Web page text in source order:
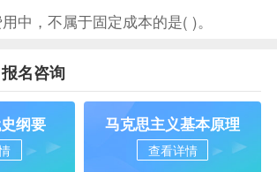
中，不属于固定成本的是( )。
报名咨询
纲要 马克思主义基本原理
查看详情